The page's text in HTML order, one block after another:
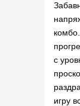
с
игру